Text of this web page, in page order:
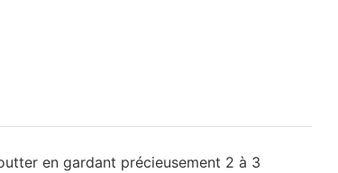
en gardant précieusement 2 à 3